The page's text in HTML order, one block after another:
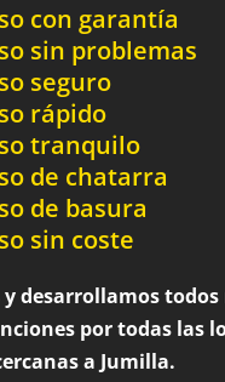
con garantía
sin problemas
seguro
rápido
tranquilo
de chatarra
de basura
sin coste
desarrollamos
por todas las
a Jumilla.